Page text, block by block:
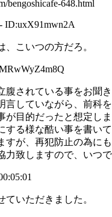
bengoshicafe-648.html
ID:uxX91mwn2A
こいつの方だろ。
腹されている事をお聞
言していながら、前科
が目的だったと想定し
する様な酷い事を書い
すが、再犯防止の為に
力致しますので、いつ
いただきました。